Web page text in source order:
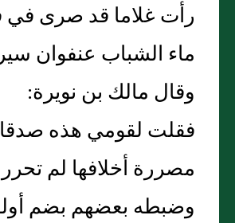
رأت غلاما قد صرى في
ماء الشباب عنفوان
وقال مالك بن نويرة:
فقلت لقومي هذه
مصررة أخلافها لم تحرر
وضبطه بعضهم بضم